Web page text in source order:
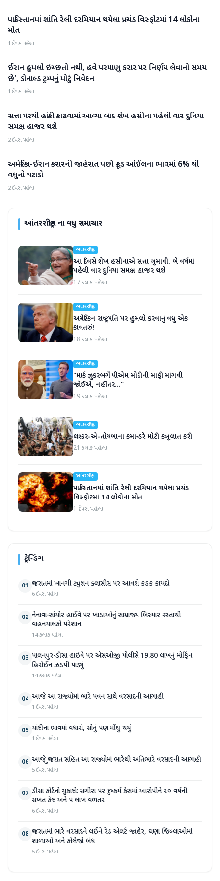
આંતરરાષ્ટ્રીય
પાકિસ્તાનમાં શાંતિ રેલી દરમિયાન થયેલા પ્રચંડ વિસ્ફોટમાં 14 લોકોના
મોત
1 દિવસ પહેલા
આંતરરાષ્ટ્રીય
ઈરાન હુમલો ઇચ્છતો નથી, હવે પરમાણુ કરાર પર નિર્ણય લેવાનો સમય
છે', ડોનાલ્ડ ટ્રમ્પનું મોટું નિવેદન
1 દિવસ પહેલા
આંતરરાષ્ટ્રીય
સત્તા પરથી હાંકી કાઢવામાં આવ્યા બાદ શેખ હસીના પહેલી વાર દુનિયા
સમક્ષ હાજર થશે
2 દિવસ પહેલા
આંતરરાષ્ટ્રીય
અમેરિકા-ઈરાન કરારની જાહેરાત પછી ક્રૂડ ઓઈલના ભાવમાં 6% થી
વધુનો ઘટાડો
2 દિવસ પહેલા
આંતરરાષ્ટ્રીયના વધુ સમાચાર
આંતરરાષ્ટ્રીય
આ દિવસે શેખ હસીનાએ સત્તા ગુમાવી, બે વર્ષમાં
પહેલી વાર દુનિયા સમક્ષ હાજર થશે
17 કલાક પહેલા
આંતરરાષ્ટ્રીય
અમેરિકન રાષ્ટ્રપતિ પર હુમલો કરવાનું વધુ એક
કાવતરું!
18 કલાક પહેલા
આંતરરાષ્ટ્રીય
"માર્ક ઝુકરબર્ગે પીએમ મોદીની માફી માંગવી
જોઈએ, નહીંતર..."
19 કલાક પહેલા
આંતરરાષ્ટ્રીય
લશ્કર-એ-તોયબાના કમાન્ડરે મોટી કબૂલાત કરી
21 કલાક પહેલા
આંતરરાષ્ટ્રીય
પાકિસ્તાનમાં શાંતિ રેલી દરમિયાન થયેલા પ્રચંડ
વિસ્ફોટમાં 14 લોકોના મોત
1 દિવસ પહેલા
ટ્રેન્ડિંગ
01 ગુજરાતમાં ખાનગી ટ્યુશન ક્લાસીસ પર આવશે કડક કાયદો
6 દિવસ પહેલા
02 નેનાવા-સાંચોર હાઈવે પર ખાડાઓનું સામ્રાજ્ય બિસ્માર રસ્તાથી
વાહનચાલકો પરેશાન
14 કલાક પહેલા
03 પાલનપુર-ડીસા હાઇવે પર એસઓજી પોલીસે 19.80 લાખનું મોર્ફિન
હિરોઈન ઝડપી પાડ્યું
14 કલાક પહેલા
04 આજે આ રાજ્યોમાં ભારે પવન સાથે વરસાદની આગાહી
1 દિવસ પહેલા
05 ચાંદીના ભાવમાં વધારો, સોનું પણ મોંઘુ થયું
1 દિવસ પહેલા
06 આજે ગુજરાત સહિત આ રાજ્યોમાં ભારેથી અતિભારે વરસાદની આગાહી
5 દિવસ પહેલા
07 ડીસા કોર્ટનો ચુકાદો: સગીરા પર દુષ્કર્મ કેસમાં આરોપીને ૨૦ વર્ષની
સખત કેદ અને ૫ લાખ વળતર
6 દિવસ પહેલા
08 ગુજરાતમાં ભારે વરસાદને લઈને રેડ એલર્ટ જાહેર, ઘણા જિલ્લાઓમાં
શાળાઓ અને કોલેજો બંધ
5 દિવસ પહેલા